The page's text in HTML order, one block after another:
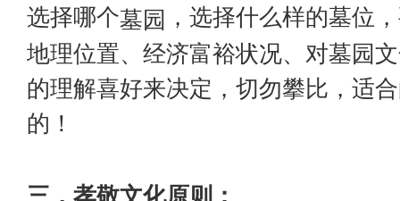
选择哪个墓园 ，选择什么样的墓位
地理位置、经济富裕状况、对墓园
的理解喜好来决定，切勿攀比，适
的！
三，孝敬文化原则：